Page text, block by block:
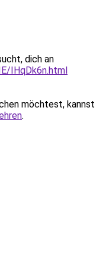
dich an
IHqDk6n.html
möchtest, kannst
.